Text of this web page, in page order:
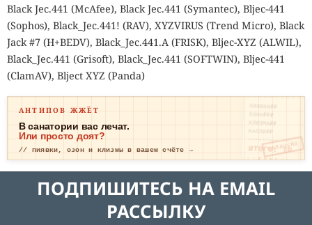
Black Jec.441 (McAfee), Black Jec.441 (Symantec), Bljec-441
(Sophos), Black_Jec.441! (RAV), XYZVIRUS (Trend Micro), Black
Jack #7 (H+BEDV), Black_Jec.441.A (FRISK), Bljec-XYZ (ALWIL),
Black_Jec.441 (Grisoft), Black_Jec.441 (SOFTWIN), Bljec-441
(ClamAV), Blject XYZ (Panda)
ПИЯВКИ₽₽
ОЗОН₽₽₽
КЛИЗМА₽₽
КАПЛИ₽₽
ИТОГО: ТР
ЕВОГА
ОПЛАЧЕНО
АНТИПОВ ЖЖЁТ
В санатории вас лечат.
Или просто доят?
// пиявки, озон и клизмы в вашем счёте →
ПОДПИШИТЕСЬ НА EMAIL
РАССЫЛКУ